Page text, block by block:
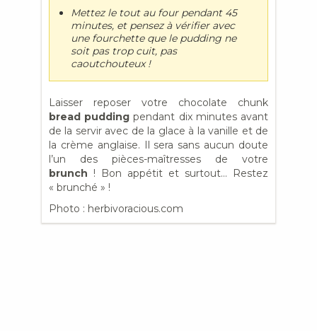
Mettez le tout au four pendant 45
minutes, et pensez à vérifier avec
une fourchette que le pudding ne
soit pas trop cuit, pas
caoutchouteux !
Laisser reposer votre chocolate chunk
bread pudding pendant dix minutes avant
de la servir avec de la glace à la vanille et de
la crème anglaise. Il sera sans aucun doute
l’un des pièces-maîtresses de votre
brunch ! Bon appétit et surtout… Restez
« brunché » !
Photo : herbivoracious.com